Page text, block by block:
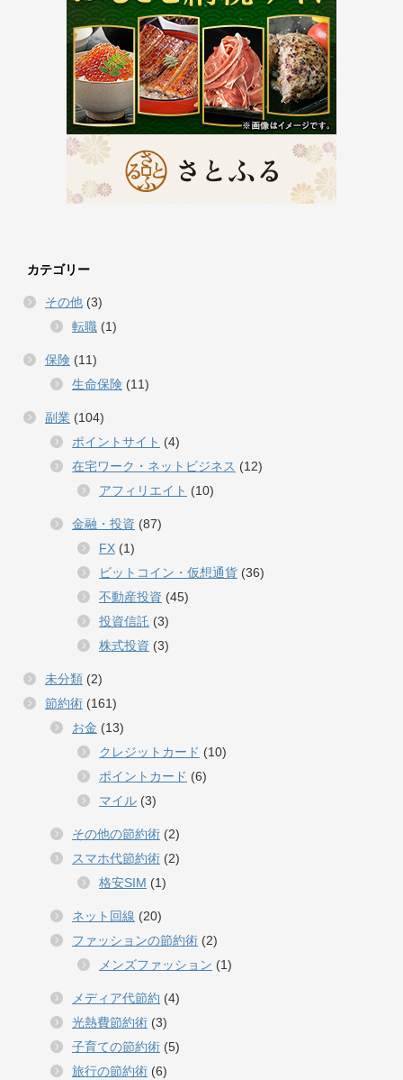
カテゴリー
その他 (3)
転職 (1)
保険 (11)
生命保険 (11)
副業 (104)
ポイントサイト (4)
在宅ワーク・ネットビジネス (12)
アフィリエイト (10)
金融・投資 (87)
FX (1)
ビットコイン・仮想通貨 (36)
不動産投資 (45)
投資信託 (3)
株式投資 (3)
未分類 (2)
節約術 (161)
お金 (13)
クレジットカード (10)
ポイントカード (6)
マイル (3)
その他の節約術 (2)
スマホ代節約術 (2)
格安SIM (1)
ネット回線 (20)
ファッションの節約術 (2)
メンズファッション (1)
メディア代節約 (4)
光熱費節約術 (3)
子育ての節約術 (5)
旅行の節約術 (6)